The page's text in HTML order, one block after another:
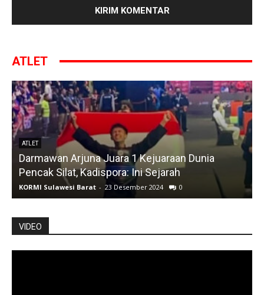
ATLET
ATLET
Darmawan Arjuna Juara 1 Kejuaraan Dunia
Pencak Silat, Kadispora: Ini Sejarah
KORMI Sulawesi Barat - 23 Desember 2024 0
VIDEO